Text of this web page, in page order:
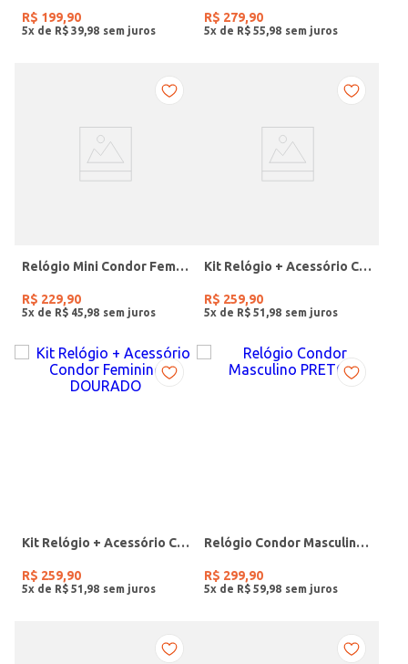
R$ 199,90
5x de R$ 39 98
R$ 279,90
5x de R$ 55 98
Relógio Mini Condor Feminino DOURADO
R$ 229,90
5x de R$ 45 98
Kit Relógio + Acessório Condor Feminino DOURADO
R$ 259,90
5x de R$ 51 98
Kit Relógio + Acessório Condor Feminino DOURADO
R$ 259,90
5x de R$ 51 98
Relógio Condor Masculino PRETO
R$ 299,90
5x de R$ 59 98